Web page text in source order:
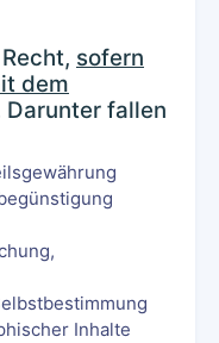
sofern
dem
Darunter fallen
Inhalte